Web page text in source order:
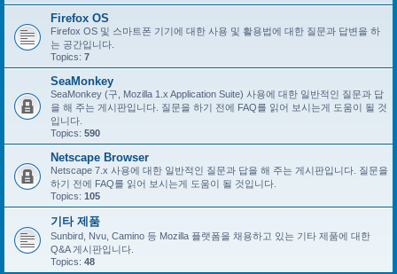
Firefox OS
Firefox OS 및 스마트폰 기기에 대한 사용 및 활용법에 대한 질문과 답변을 하
는 공간입니다.
Topics: 7
SeaMonkey
SeaMonkey (구, Mozilla 1.x Application Suite) 사용에 대한 일반적인 질문과 답
을 해 주는 게시판입니다. 질문을 하기 전에 FAQ를 읽어 보시는게 도움이 될 것
입니다.
Topics: 590
Netscape Browser
Netscape 7.x 사용에 대한 일반적인 질문과 답을 해 주는 게시판입니다. 질문을
하기 전에 FAQ를 읽어 보시는게 도움이 될 것입니다.
Topics: 105
기타 제품
Sunbird, Nvu, Camino 등 Mozilla 플랫폼을 채용하고 있는 기타 제품에 대한
Q&A 게시판입니다.
Topics: 48